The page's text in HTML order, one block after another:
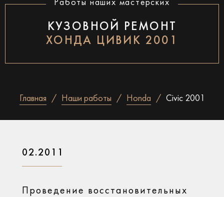
Работы наших мастерских
КУЗОВНОЙ РЕМОНТ
ХОНДА ЦИВИК 2001
Главная Наши работы Honda Civic 2001
02.2011
Проведение восстановительных